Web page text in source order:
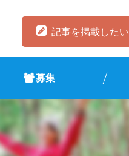
記事を掲載したい
募集